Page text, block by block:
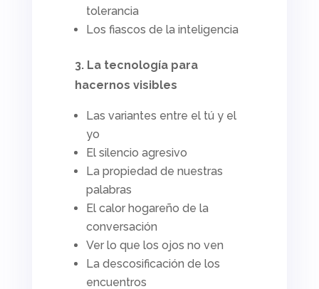
tolerancia
Los fiascos de la inteligencia
3. La tecnología para
hacernos visibles
Las variantes entre el tú y el
yo
El silencio agresivo
La propiedad de nuestras
palabras
El calor hogareño de la
conversación
Ver lo que los ojos no ven
La descosificación de los
encuentros